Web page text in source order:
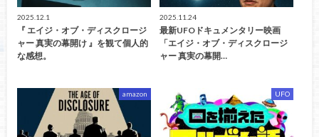
2025.12.1
『 エイジ・オブ・ディスクロージ
ャー 真実の幕開け 』を観て個人的
な感想。
2025.11.24
最新UFOドキュメンタリー映画
「エイジ・オブ・ディスクロージ
ャー 真実の幕開…
amazon UFO